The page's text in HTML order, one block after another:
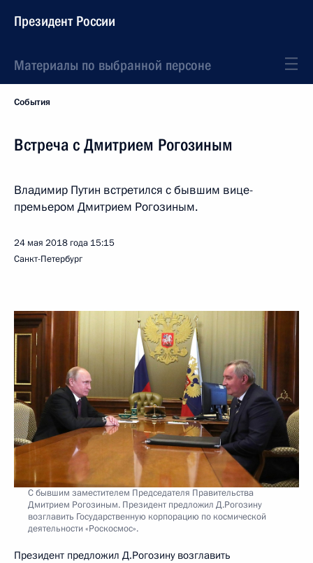
Президент России
Материалы по выбранной персоне
События
Встреча с Дмитрием Рогозиным
Владимир Путин встретился с бывшим вице-
премьером Дмитрием Рогозиным.
24 мая 2018 года 15:15
Санкт-Петербург
С бывшим заместителем Председателя Правительства
Дмитрием Рогозиным. Президент предложил Д.Рогозину
возглавить Государственную корпорацию по космической
деятельности «Роскосмос».
Президент предложил Д.Рогозину возглавить